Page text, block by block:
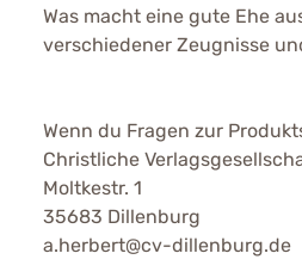
Was macht eine gute Ehe
verschiedener Zeugnisse
Wenn du Fragen zur
Christliche
Moltkestr. 1
35683 Dillenburg
a.herbert@cv-dillenburg.de